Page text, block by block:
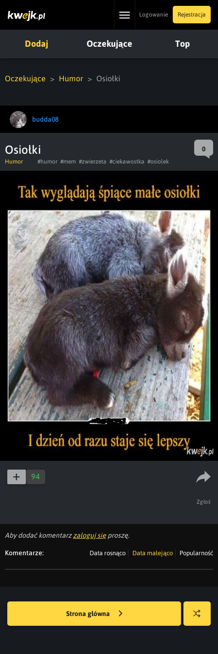
ToggleLogowanie Rejestracja
Dodaj Oczekujące Top
Oczekujące Humor Osiołki
budda08
Osiołki 0
Humor #humor #mem #zwierzeta #ciekawostka #osiolek
94
Zgłoś
Aby dodać komentarzzaloguj się proszę.
Komentarze: Data rosnąco Data malejąco Popularność
Strona główna